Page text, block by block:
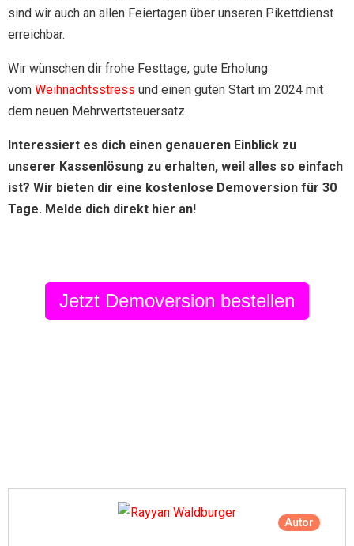
sind wir auch an allen Feiertagen über unseren Pikettdienst
erreichbar.
Wir wünschen dir frohe Festtage, gute Erholung
vom Weihnachtsstress und einen guten Start im 2024 mit
dem neuen Mehrwertsteuersatz.
Interessiert es dich einen genaueren Einblick zu
unserer Kassenlösung zu erhalten, weil alles so einfach
ist? Wir bieten dir eine kostenlose Demoversion für 30
Tage. Melde dich direkt hier an!
Jetzt Demoversion bestellen
Autor